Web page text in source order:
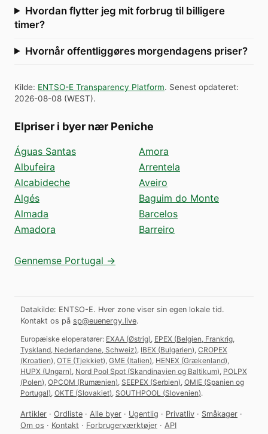
Hvordan flytter jeg mit forbrug til billigere
timer?
Hvornår offentliggøres morgendagens priser?
Kilde: ENTSO-E Transparency Platform. Senest opdateret:
2026-08-08 (WEST).
Elpriser i byer nær Peniche
Águas Santas
Albufeira
Alcabideche
Algés
Almada
Amadora
Amora
Arrentela
Aveiro
Baguim do Monte
Barcelos
Barreiro
Gennemse Portugal →
Datakilde: ENTSO-E. Hver zone viser sin egen lokale tid.
Kontakt os på sp@euenergy.live.
Europæiske eloperatører: EXAA (Østrig) EPEX (Belgien, Frankrig,
Tyskland, Nederlandene, Schweiz) IBEX (Bulgarien) CROPEX
(Kroatien) OTE (Tjekkiet) GME (Italien) HENEX (Grækenland)
HUPX (Ungarn) Nord Pool Spot (Skandinavien og Baltikum) POLPX
(Polen) OPCOM (Rumænien) SEEPEX (Serbien) OMIE (Spanien og
Portugal) OKTE (Slovakiet) SOUTHPOOL (Slovenien).
Artikler · Ordliste · Alle byer · Ugentlig · Privatliv · Småkager ·
Om os · Kontakt · Forbrugerværktøjer · API